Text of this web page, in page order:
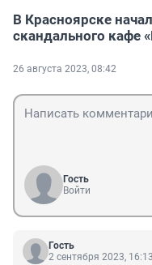
В Красноярске
скандального кафе
26 августа 2023, 08:42
Гость
Войти
Гость
2 сентября 2023, 16:13